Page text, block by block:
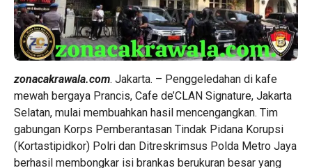
zonacakrawala.com. Jakarta. – Penggeledahan di kafe
mewah bergaya Prancis, Cafe de’CLAN Signature, Jakarta
Selatan, mulai membuahkan hasil mencengangkan. Tim
gabungan Korps Pemberantasan Tindak Pidana Korupsi
(Kortastipidkor) Polri dan Ditreskrimsus Polda Metro Jaya
berhasil membongkar isi brankas berukuran besar yang